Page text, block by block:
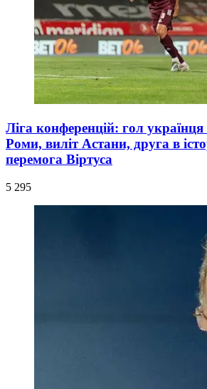
Ліга конференцій: гол українця
Роми, виліт Астани, друга в
перемога Віртуса
5 295